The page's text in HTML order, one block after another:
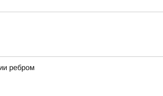
ребром